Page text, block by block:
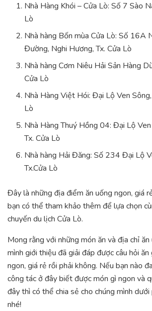
Nhà Hàng Khói – Cửa Lò: Số 7 Sào
Lò
Nhà hàng Bốn mùa Cửa Lò: Số 16A
Đường, Nghi Hương, Tx. Cửa Lò
Nhà hàng Cơm Niêu Hải Sản Hàng
Cửa Lò
Nhà Hàng Việt Hói: Đại Lộ Ven
Lò
Nhà Hàng Thuý Hồng 04: Đại Lộ
Tx. Cửa Lò
Nhà hàng Hải Đăng: Số 234 Đại Lộ
Tx.Cửa Lò
Đây là những địa điểm ăn uống ngon, giá
bạn có thể tham khảo thêm để lựa chọn
chuyến du lịch Cửa Lò.
Mong rằng với những món ăn và địa chỉ ăn
mình giới thiệu đã giải đáp được câu hỏi
ngon, giá rẻ rồi phải không. Nếu bạn nào
công tác ở đây biết được món gì ngon và
đây thì có thể chia sẻ cho chúng mình dưới
nhé!